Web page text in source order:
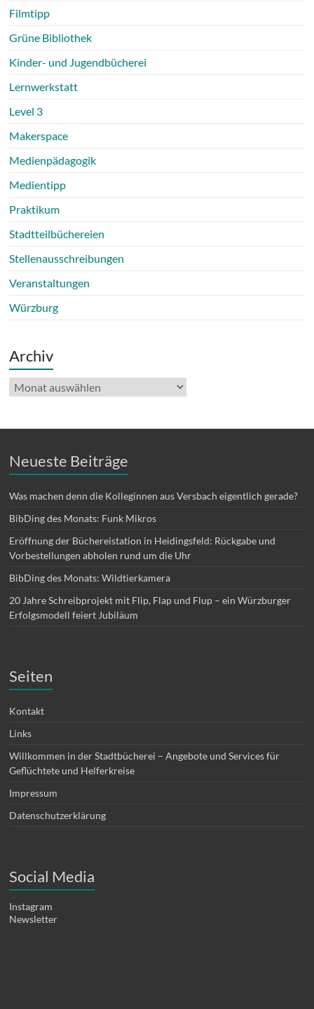
Filmtipp
Grüne Bibliothek
Kinder- und Jugendbücherei
Lernwerkstatt
Level 3
Makerspace
Medienpädagogik
Medientipp
Praktikum
Stadtteilbüchereien
Stellenausschreibungen
Veranstaltungen
Würzburg
Archiv
Archiv
Neueste Beiträge
Was machen denn die Kolleginnen aus Versbach eigentlich gerade?
BibDing des Monats: Funk Mikros
Eröffnung der Büchereistation in Heidingsfeld: Rückgabe und
Vorbestellungen abholen rund um die Uhr
BibDing des Monats: Wildtierkamera
20 Jahre Schreibprojekt mit Flip, Flap und Flup – ein Würzburger
Erfolgsmodell feiert Jubiläum
Seiten
Kontakt
Links
Willkommen in der Stadtbücherei – Angebote und Services für
Geflüchtete und Helferkreise
Impressum
Datenschutzerklärung
Social Media
Instagram
Newsletter